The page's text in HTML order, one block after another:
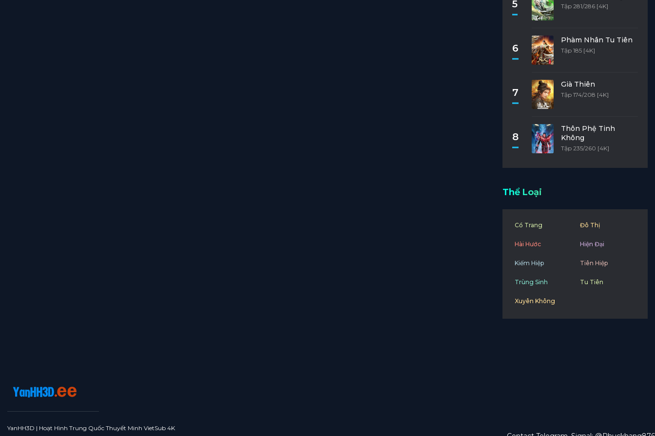
5 Tập 281/286 [4K]
6
Phàm Nhân Tu Tiên
Tập 185 [4K]
7
Già Thiên
Tập 174/208 [4K]
8
Thôn Phệ Tinh
Không
Tập 235/260 [4K]
Thể Loại
Cổ Trang Đô Thị
Hài Hước Hiện Đại
Kiếm Hiệp Tiên Hiệp
Trùng Sinh Tu Tiên
Xuyên Không
YanHH3D | Hoạt Hình Trung Quốc Thuyết Minh VietSub 4K